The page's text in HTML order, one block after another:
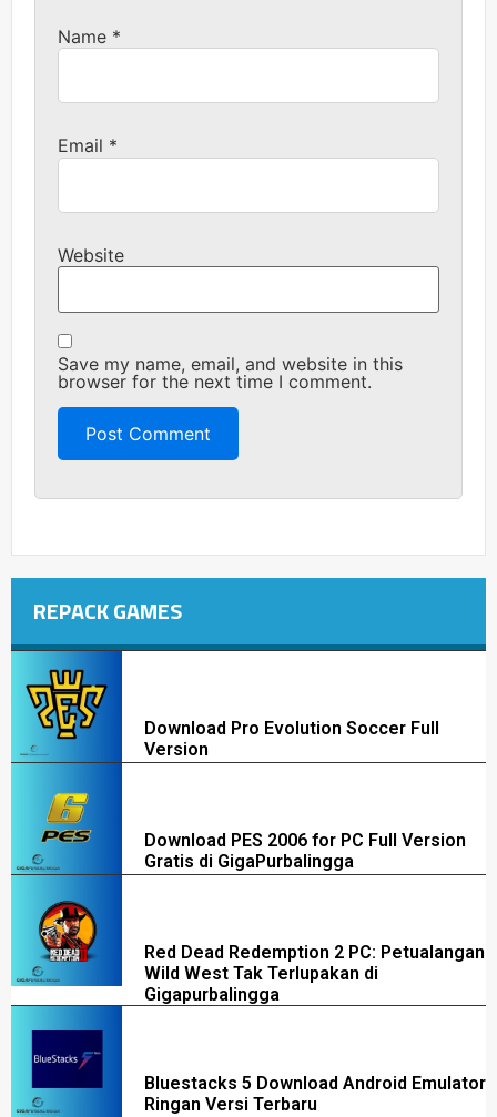
Name *
Email *
Website
Save my name, email, and website in this
browser for the next time I comment.
REPACK GAMES
Download Pro Evolution Soccer Full
Version
Download PES 2006 for PC Full Version
Gratis di GigaPurbalingga
Red Dead Redemption 2 PC: Petualangan
Wild West Tak Terlupakan di
Gigapurbalingga
Bluestacks 5 Download Android Emulator
Ringan Versi Terbaru